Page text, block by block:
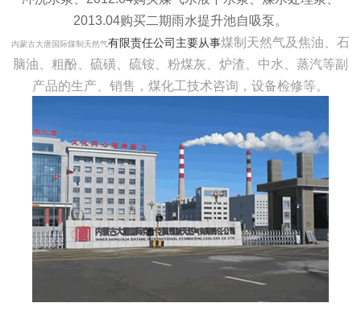
2013.04购买二期雨水提升池自吸泵。
内蒙古大唐国际煤制天然气有限责任公司主要从事煤制天然气及焦油、石
脑油、粗酚、硫磺、硫铵、粉煤灰、炉渣、中水、蒸汽等副
产品的生产、销售，煤化工技术咨询，设备检修等。